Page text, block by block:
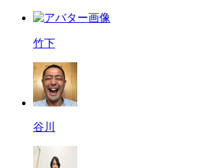
竹下
谷川